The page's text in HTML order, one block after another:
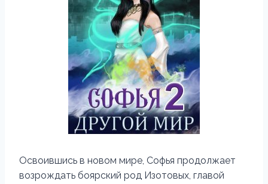
Освоившись в новом мире, Софья продолжает
возрождать боярский род Изотовых, главой